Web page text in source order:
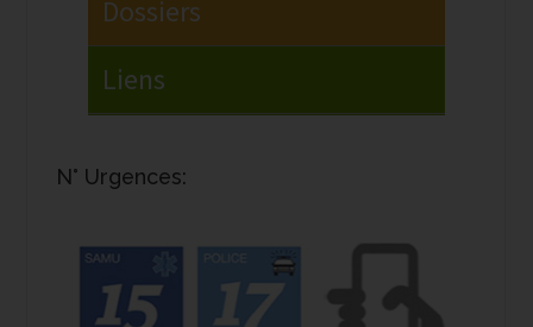
N° Urgences: